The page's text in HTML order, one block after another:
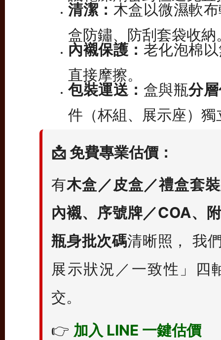
清潔： 木盒以微濕軟
盒防鏽、防刮套袋收納
內襯保護： 老化泡棉
直接摩擦。
包裝運送： 盒與瓶分
件（杯組、展示座）
📩 免費專業估價：
有木盒／皮盒／禮盒套裝
內襯、序號牌／COA、
瓶身批次碼清晰照， 我
展示狀況／一致性」四
交。
👉 加入 LINE 一鍵估價